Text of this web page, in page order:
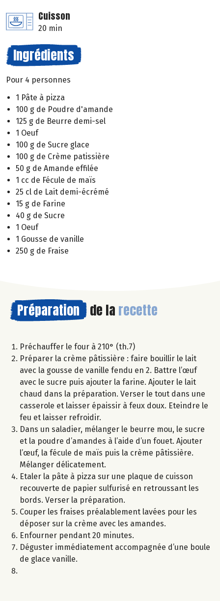
Cuisson
20 min
Ingrédients
Pour 4 personnes
1 Pâte à pizza
100 g de Poudre d'amande
125 g de Beurre demi-sel
1 Oeuf
100 g de Sucre glace
100 g de Crème patissière
50 g de Amande effilée
1 cc de Fécule de maïs
25 cl de Lait demi-écrémé
15 g de Farine
40 g de Sucre
1 Oeuf
1 Gousse de vanille
250 g de Fraise
Préparation de la recette
Préchauffer le four à 210° (th.7)
Préparer la crème pâtissière : faire bouillir le lait
avec la gousse de vanille fendu en 2. Battre l’œuf
avec le sucre puis ajouter la farine. Ajouter le lait
chaud dans la préparation. Verser le tout dans une
casserole et laisser épaissir à feux doux. Eteindre le
feu et laisser refroidir.
Dans un saladier, mélanger le beurre mou, le sucre
et la poudre d’amandes à l’aide d’un fouet. Ajouter
l’œuf, la fécule de maïs puis la crème pâtissière.
Mélanger délicatement.
Etaler la pâte à pizza sur une plaque de cuisson
recouverte de papier sulfurisé en retroussant les
bords. Verser la préparation.
Couper les fraises préalablement lavées pour les
déposer sur la crème avec les amandes.
Enfourner pendant 20 minutes.
Déguster immédiatement accompagnée d’une boule
de glace vanille.